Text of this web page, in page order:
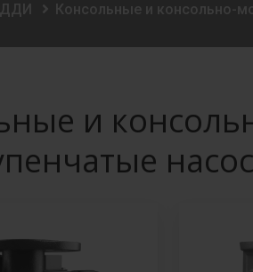
Консольные и консольно-
и